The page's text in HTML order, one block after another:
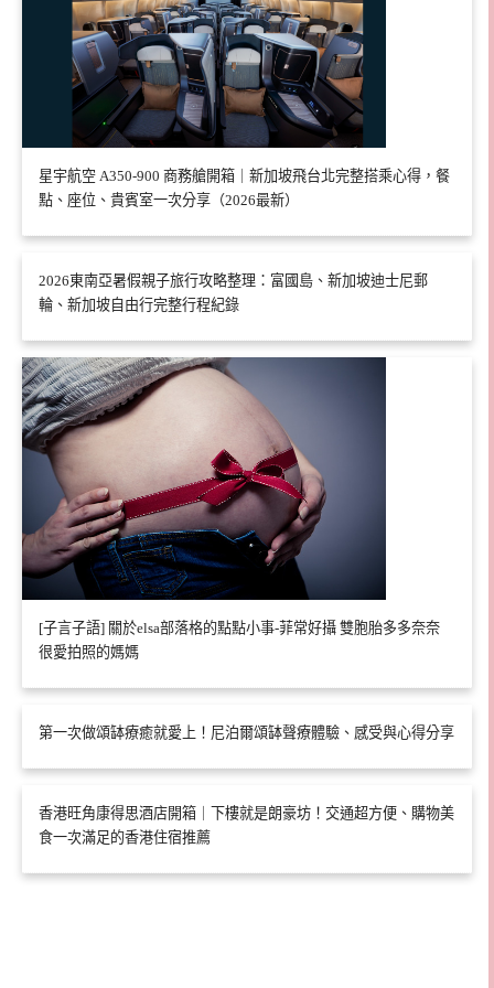
星宇航空 A350-900 商務艙開箱｜新加坡飛台北完整搭乘心得，餐
點、座位、貴賓室一次分享（2026最新）
2026東南亞暑假親子旅行攻略整理：富國島、新加坡迪士尼郵
輪、新加坡自由行完整行程紀錄
[子言子語] 關於elsa部落格的點點小事-菲常好攝 雙胞胎多多奈奈
很愛拍照的媽媽
第一次做頌缽療癒就愛上！尼泊爾頌缽聲療體驗、感受與心得分享
香港旺角康得思酒店開箱｜下樓就是朗豪坊！交通超方便、購物美
食一次滿足的香港住宿推薦